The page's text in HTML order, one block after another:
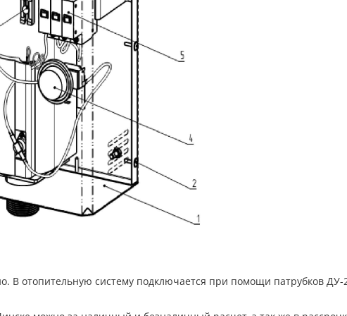
В отопительную систему подключается при помощи патрубков